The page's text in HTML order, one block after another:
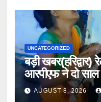
UNCATEGORIZED
बड़ी खबर(हरिद्वार)
आरपीएफ ने दो
।।AUGUST 8, 2026